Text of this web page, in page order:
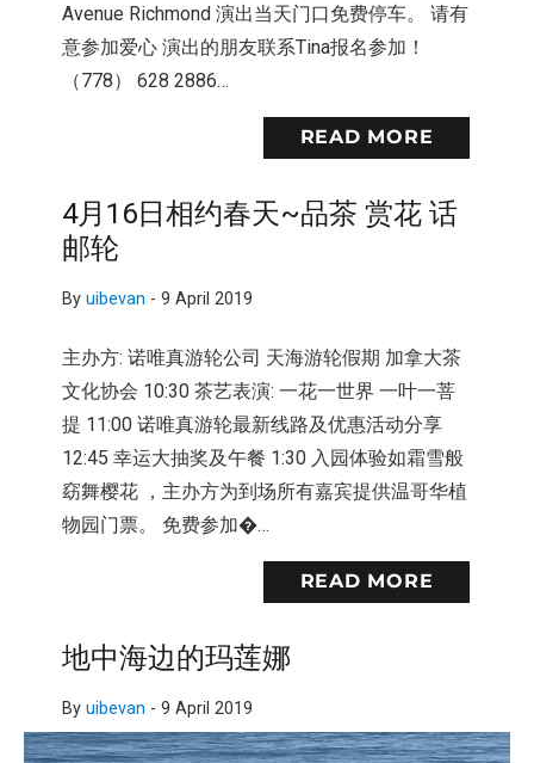
Avenue Richmond 演出当天门口免费停车。 请有
意参加爱心 演出的朋友联系Tina报名参加！
（778） 628 2886…
READ MORE
4月16日相约春天~品茶 赏花 话
邮轮
By uibevan - 9 April 2019
主办方: 诺唯真游轮公司 天海游轮假期 加拿大茶
文化协会 10:30 茶艺表演: 一花一世界 一叶一菩
提 11:00 诺唯真游轮最新线路及优惠活动分享
12:45 幸运大抽奖及午餐 1:30 入园体验如霜雪般
窈舞樱花 ，主办方为到场所有嘉宾提供温哥华植
物园门票。 免费参加�…
READ MORE
地中海边的玛莲娜
By uibevan - 9 April 2019